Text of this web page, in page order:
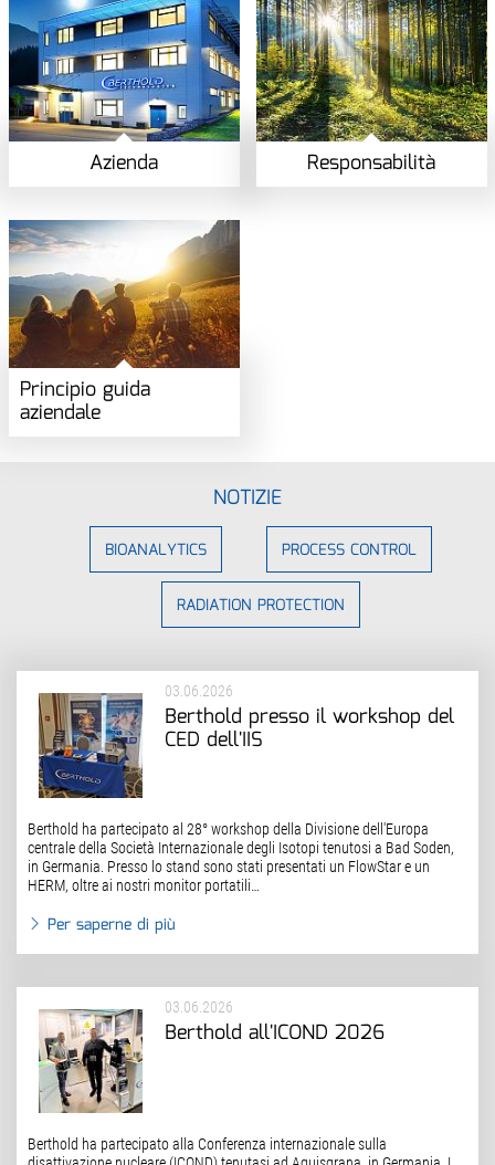
Azienda Responsabilità
Principio guida
aziendale
NOTIZIE
BIOANALYTICS PROCESS CONTROL
RADIATION PROTECTION
03.06.2026
Berthold presso il workshop del
CED dell'IIS
Berthold ha partecipato al 28° workshop della Divisione dell'Europa
centrale della Società Internazionale degli Isotopi tenutosi a Bad Soden,
in Germania. Presso lo stand sono stati presentati un FlowStar e un
HERM, oltre ai nostri monitor portatili…
Per saperne di più
03.06.2026
Berthold all'ICOND 2026
Berthold ha partecipato alla Conferenza internazionale sulla